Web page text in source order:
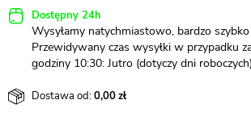
Dostępny 24h
Wysyłamy natychmiastowo, bardzo
Przewidywany czas wysyłki w przypadku
godziny 10:30: Jutro (dotyczy dni roboczych)
Dostawa od:0,00